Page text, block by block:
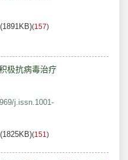
(157)
极抗病毒治疗
j.issn.1001-
(151)